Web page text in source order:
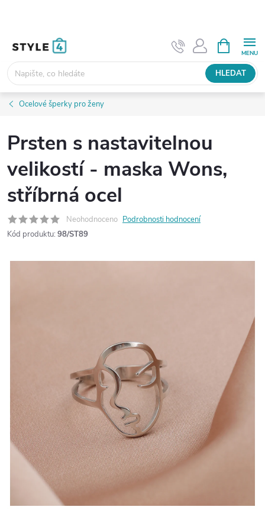
HLEDAT
NÁKUPNÍ
KOŠÍK
Ocelové šperky pro ženy
Prsten s nastavitelnou
velikostí - maska Wons,
stříbrná ocel
Neohodnoceno Podrobnosti hodnocení
Kód produktu: 98/ST89